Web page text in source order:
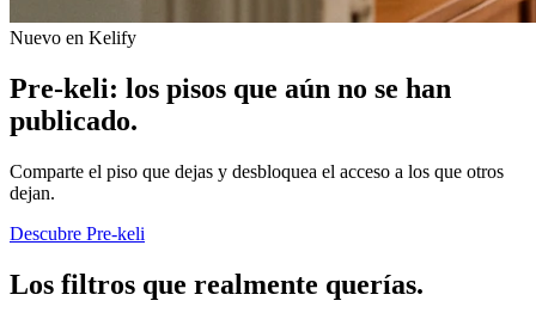
Nuevo en Kelify
Pre-keli: los pisos que aún no se han
publicado.
Comparte el piso que dejas y desbloquea el acceso a los que otros
dejan.
Descubre Pre-keli
Los filtros que realmente querías.